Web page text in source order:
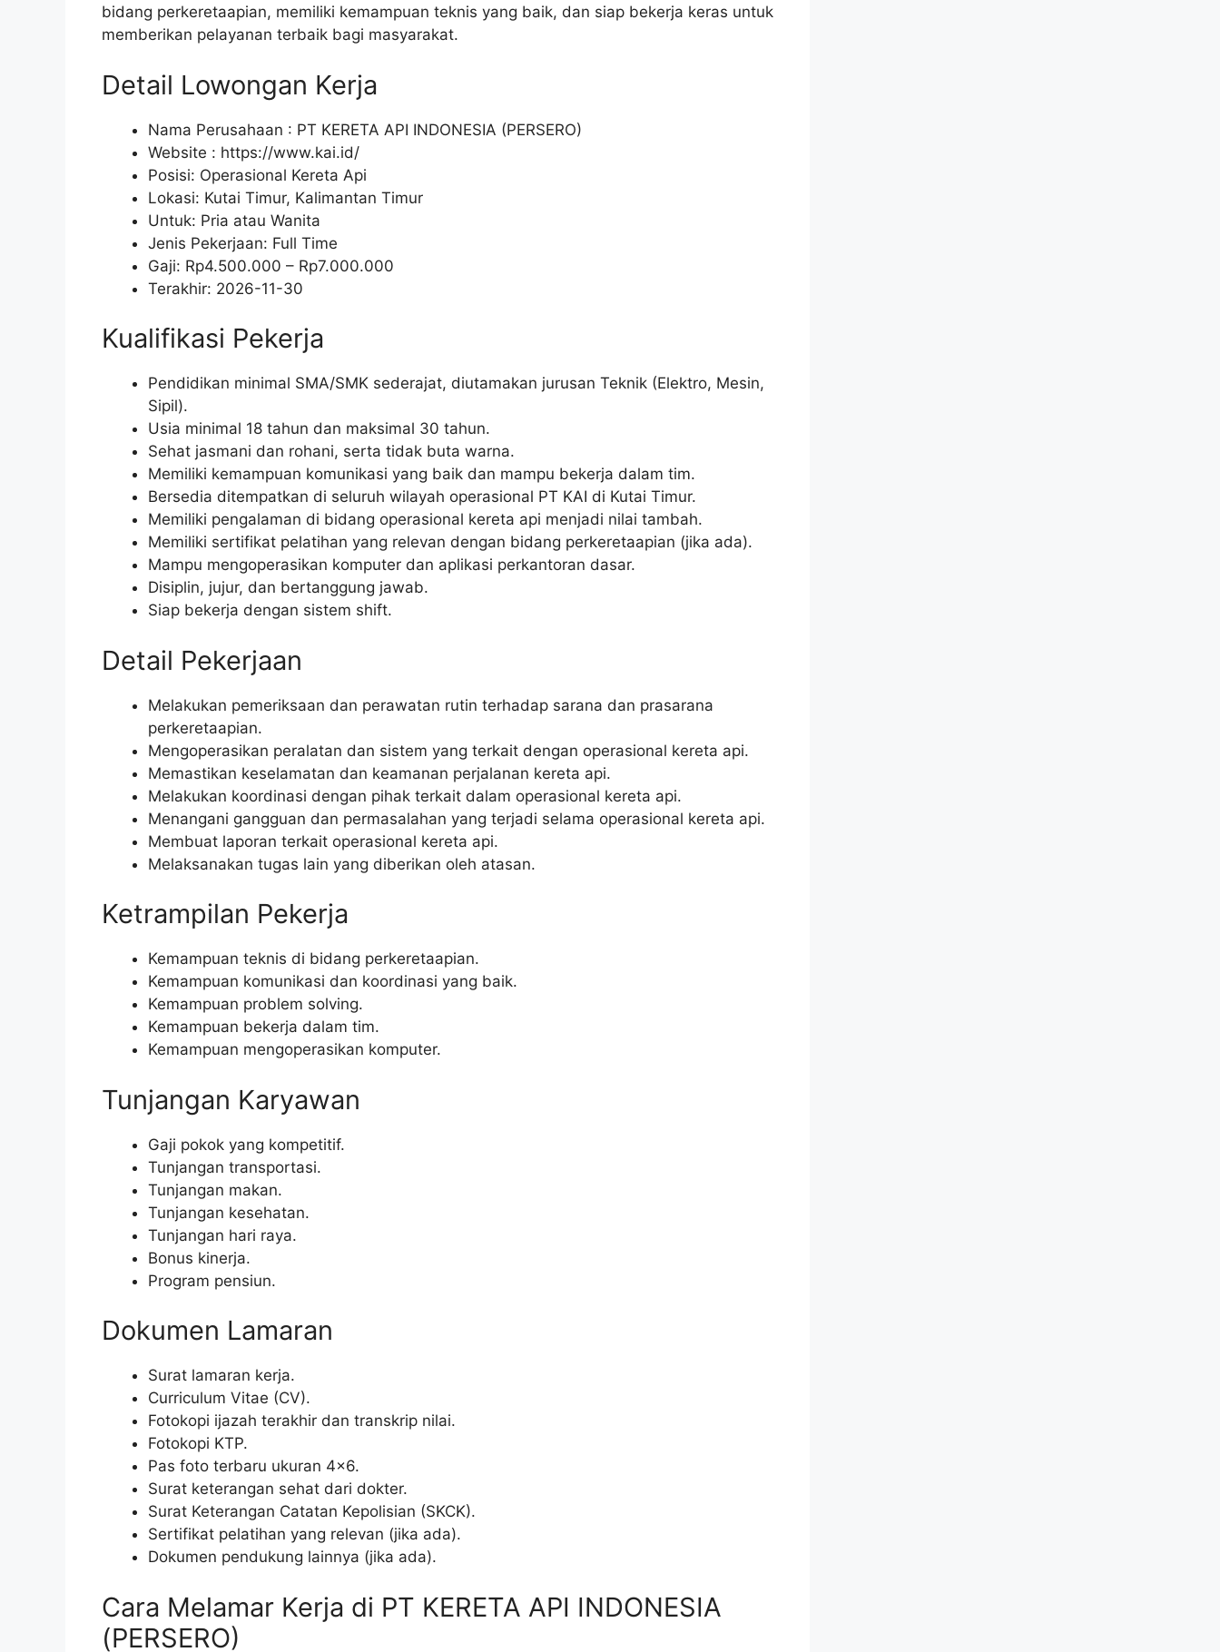
bidang perkeretaapian, memiliki kemampuan teknis yang baik, dan siap bekerja keras untuk
memberikan pelayanan terbaik bagi masyarakat.
Detail Lowongan Kerja
Nama Perusahaan : PT KERETA API INDONESIA (PERSERO)
Website : https://www.kai.id/
Posisi: Operasional Kereta Api
Lokasi: Kutai Timur, Kalimantan Timur
Untuk: Pria atau Wanita
Jenis Pekerjaan: Full Time
Gaji: Rp4.500.000 – Rp7.000.000
Terakhir: 2026-11-30
Kualifikasi Pekerja
Pendidikan minimal SMA/SMK sederajat, diutamakan jurusan Teknik (Elektro, Mesin,
Sipil).
Usia minimal 18 tahun dan maksimal 30 tahun.
Sehat jasmani dan rohani, serta tidak buta warna.
Memiliki kemampuan komunikasi yang baik dan mampu bekerja dalam tim.
Bersedia ditempatkan di seluruh wilayah operasional PT KAI di Kutai Timur.
Memiliki pengalaman di bidang operasional kereta api menjadi nilai tambah.
Memiliki sertifikat pelatihan yang relevan dengan bidang perkeretaapian (jika ada).
Mampu mengoperasikan komputer dan aplikasi perkantoran dasar.
Disiplin, jujur, dan bertanggung jawab.
Siap bekerja dengan sistem shift.
Detail Pekerjaan
Melakukan pemeriksaan dan perawatan rutin terhadap sarana dan prasarana
perkeretaapian.
Mengoperasikan peralatan dan sistem yang terkait dengan operasional kereta api.
Memastikan keselamatan dan keamanan perjalanan kereta api.
Melakukan koordinasi dengan pihak terkait dalam operasional kereta api.
Menangani gangguan dan permasalahan yang terjadi selama operasional kereta api.
Membuat laporan terkait operasional kereta api.
Melaksanakan tugas lain yang diberikan oleh atasan.
Ketrampilan Pekerja
Kemampuan teknis di bidang perkeretaapian.
Kemampuan komunikasi dan koordinasi yang baik.
Kemampuan problem solving.
Kemampuan bekerja dalam tim.
Kemampuan mengoperasikan komputer.
Tunjangan Karyawan
Gaji pokok yang kompetitif.
Tunjangan transportasi.
Tunjangan makan.
Tunjangan kesehatan.
Tunjangan hari raya.
Bonus kinerja.
Program pensiun.
Dokumen Lamaran
Surat lamaran kerja.
Curriculum Vitae (CV).
Fotokopi ijazah terakhir dan transkrip nilai.
Fotokopi KTP.
Pas foto terbaru ukuran 4×6.
Surat keterangan sehat dari dokter.
Surat Keterangan Catatan Kepolisian (SKCK).
Sertifikat pelatihan yang relevan (jika ada).
Dokumen pendukung lainnya (jika ada).
Cara Melamar Kerja di PT KERETA API INDONESIA
(PERSERO)